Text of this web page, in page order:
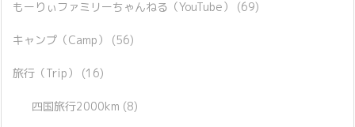
もーりぃファミリーちゃんねる（YouTube） (69)
キャンプ（Camp） (56)
旅行（Trip） (16)
四国旅行2000km (8)